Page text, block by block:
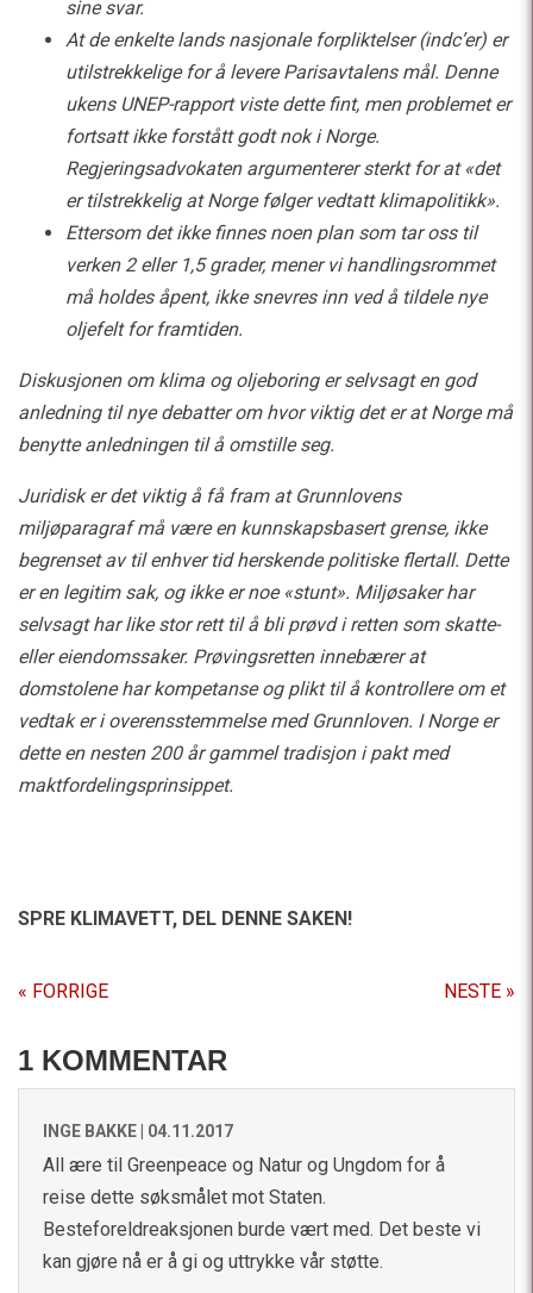
sine svar.
At de enkelte lands nasjonale forpliktelser (indc’er) er
utilstrekkelige for å levere Parisavtalens mål. Denne
ukens UNEP-rapport viste dette fint, men problemet er
fortsatt ikke forstått godt nok i Norge.
Regjeringsadvokaten argumenterer sterkt for at «det
er tilstrekkelig at Norge følger vedtatt klimapolitikk».
Ettersom det ikke finnes noen plan som tar oss til
verken 2 eller 1,5 grader, mener vi handlingsrommet
må holdes åpent, ikke snevres inn ved å tildele nye
oljefelt for framtiden.
Diskusjonen om klima og oljeboring er selvsagt en god
anledning til nye debatter om hvor viktig det er at Norge må
benytte anledningen til å omstille seg.
Juridisk er det viktig å få fram at Grunnlovens
miljøparagraf må være en kunnskapsbasert grense, ikke
begrenset av til enhver tid herskende politiske flertall. Dette
er en legitim sak, og ikke er noe «stunt». Miljøsaker har
selvsagt har like stor rett til å bli prøvd i retten som skatte-
eller eiendomssaker. Prøvingsretten innebærer at
domstolene har kompetanse og plikt til å kontrollere om et
vedtak er i overensstemmelse med Grunnloven. I Norge er
dette en nesten 200 år gammel tradisjon i pakt med
maktfordelingsprinsippet.
SPRE KLIMAVETT, DEL DENNE SAKEN!
« FORRIGE NESTE »
1 KOMMENTAR
INGE BAKKE | 04.11.2017
All ære til Greenpeace og Natur og Ungdom for å
reise dette søksmålet mot Staten.
Besteforeldreaksjonen burde vært med. Det beste vi
kan gjøre nå er å gi og uttrykke vår støtte.